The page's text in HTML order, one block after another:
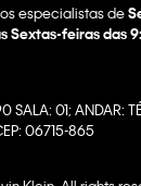
especialistas de
Sextas-feiras das
01; ANDAR:
06715-865